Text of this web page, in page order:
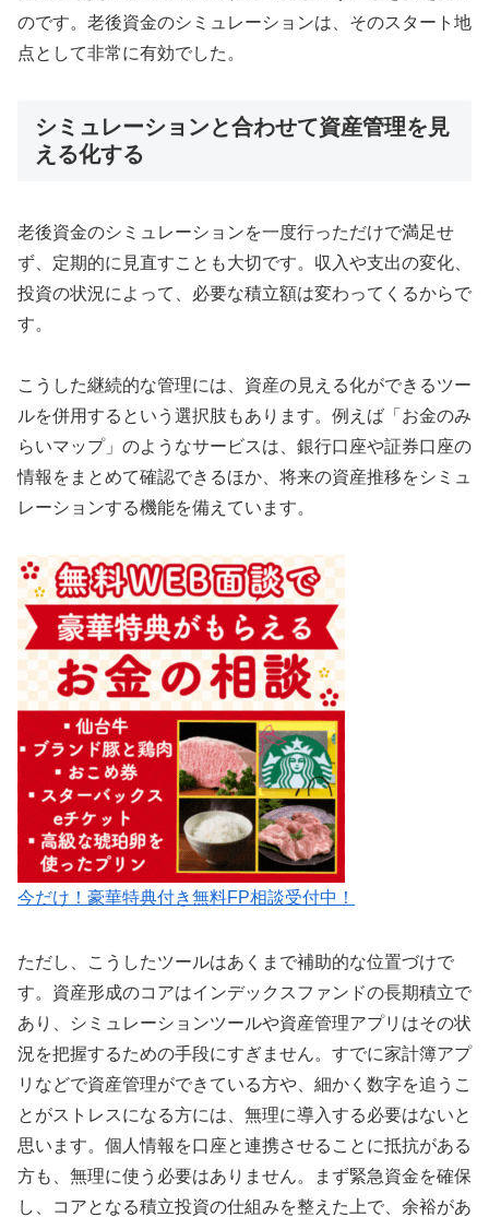
のです。老後資金のシミュレーションは、そのスタート地
点として非常に有効でした。
シミュレーションと合わせて資産管理を見
える化する
老後資金のシミュレーションを一度行っただけで満足せ
ず、定期的に見直すことも大切です。収入や支出の変化、
投資の状況によって、必要な積立額は変わってくるからで
す。
こうした継続的な管理には、資産の見える化ができるツー
ルを併用するという選択肢もあります。例えば「お金のみ
らいマップ」のようなサービスは、銀行口座や証券口座の
情報をまとめて確認できるほか、将来の資産推移をシミュ
レーションする機能を備えています。
今だけ！豪華特典付き無料FP相談受付中！
ただし、こうしたツールはあくまで補助的な位置づけで
す。資産形成のコアはインデックスファンドの長期積立で
あり、シミュレーションツールや資産管理アプリはその状
況を把握するための手段にすぎません。すでに家計簿アプ
リなどで資産管理ができている方や、細かく数字を追うこ
とがストレスになる方には、無理に導入する必要はないと
思います。個人情報を口座と連携させることに抵抗がある
方も、無理に使う必要はありません。まず緊急資金を確保
し、コアとなる積立投資の仕組みを整えた上で、余裕があ